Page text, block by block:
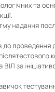
та
надання
до проведення
ВІЛ за